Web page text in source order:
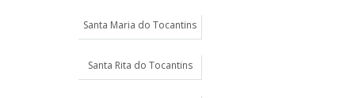
Santa Maria do Tocantins
Santa Rita do Tocantins